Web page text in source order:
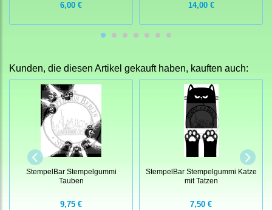
6,00 € 14,00 €
Kunden, die diesen Artikel gekauft haben, kauften auch:
StempelBar Stempelgummi
Tauben
9,75 €
StempelBar Stempelgummi Katze
mit Tatzen
7,50 €